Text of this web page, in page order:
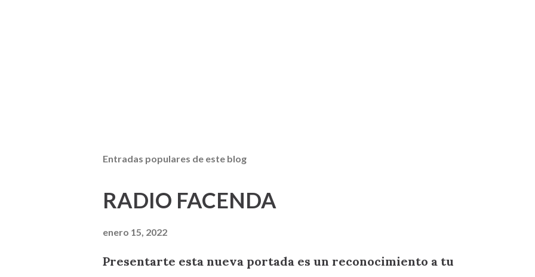
Entradas populares de este blog
RADIO FACENDA
enero 15, 2022
Presentarte esta nueva portada es un reconocimiento a tu